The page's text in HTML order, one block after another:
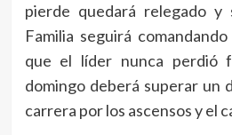
pierde quedará relegado y
Familia seguirá
que el líder nunca perdió
domingo deberá superar un
carrera por los ascensos y el